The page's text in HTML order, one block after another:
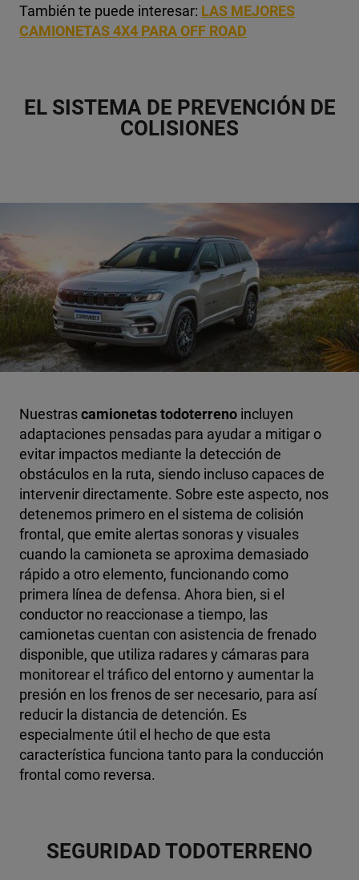
También te puede interesar: LAS MEJORES
CAMIONETAS 4X4 PARA OFF ROAD
EL SISTEMA DE PREVENCIÓN DE
COLISIONES
Nuestrascamionetas todoterreno incluyen
adaptaciones pensadas para ayudar a mitigar o
evitar impactos mediante la detección de
obstáculos en la ruta, siendo incluso capaces de
intervenir directamente. Sobre este aspecto, nos
detenemos primero en el sistema de colisión
frontal, que emite alertas sonoras y visuales
cuando la camioneta se aproxima demasiado
rápido a otro elemento, funcionando como
primera línea de defensa. Ahora bien, si el
conductor no reaccionase a tiempo, las
camionetas cuentan con asistencia de frenado
disponible, que utiliza radares y cámaras para
monitorear el tráfico del entorno y aumentar la
presión en los frenos de ser necesario, para así
reducir la distancia de detención. Es
especialmente útil el hecho de que esta
característica funciona tanto para la conducción
frontal como reversa.
SEGURIDAD TODOTERRENO